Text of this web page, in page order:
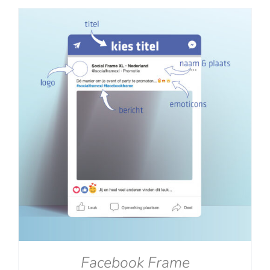
tot
Facebook Frame